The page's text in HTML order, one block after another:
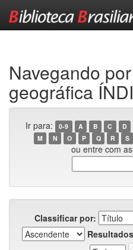
Navegando
geográfica
Ir para: 0-9 A B C D
M
N O P Q R S
ou entre com
Classificar por: